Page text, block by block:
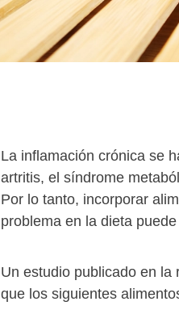
La inflamación crónica se
artritis, el síndrome
Por lo tanto, incorporar
problema en la dieta
Un estudio publicado en la
que los siguientes